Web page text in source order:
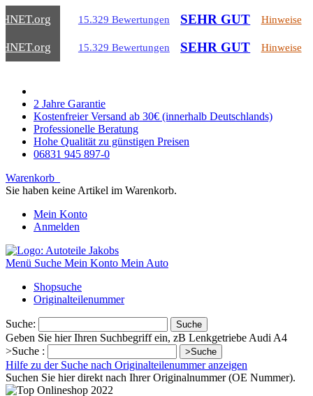
.org 15.329 Bewertungen SEHR GUT Hinweise
.org 15.329 Bewertungen SEHR GUT Hinweise
2 Jahre Garantie
Kostenfreier Versand ab 30€ (innerhalb Deutschlands)
Professionelle Beratung
Hohe Qualität zu günstigen Preisen
06831 945 897-0
Warenkorb
Sie haben keine Artikel im Warenkorb.
Mein Konto
Anmelden
Menü Suche Mein Konto Mein Auto
Shopsuche
Originalteilenummer
Suche: Suche
Geben Sie hier Ihren Suchbegriff ein, zB Lenkgetriebe Audi A4
>Suche :
>Suche
Hilfe zu der Suche nach Originalteilenummer anzeigen
Suchen Sie hier direkt nach Ihrer Originalnummer (OE Nummer).